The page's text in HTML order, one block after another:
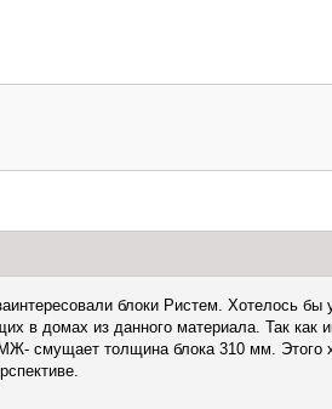
блоки Ристем. Хотелось
в домах из данного материала. Так как
смущает толщина блока 310 мм. Этого